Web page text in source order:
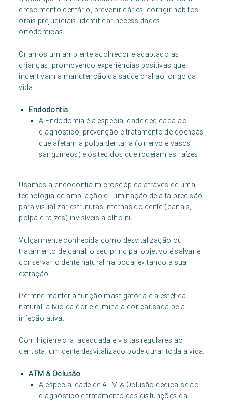
crescimento dentário, prevenir cáries, corrigir hábitos
orais prejudiciais, identificar necessidades
ortodônticas.
Criamos um ambiente acolhedor e adaptado às
crianças, promovendo experiências positivas que
incentivam a manutenção da saúde oral ao longo da
vida.
Endodontia
A Endodontia é a especialidade dedicada ao
diagnóstico, prevenção e tratamento de doenças
que afetam a polpa dentária (o nervo e vasos
sanguíneos) e os tecidos que rodeiam as raízes.
Usamos a endodontia microscópica através de uma
tecnologia de ampliação e iluminação de alta precisão
para visualizar estruturas internas do dente (canais,
polpa e raízes) invisíveis a olho nu.
Vulgarmente conhecida como desvitalização ou
tratamento de canal, o seu principal objetivo é salvar e
conservar o dente natural na boca, evitando a sua
extração.
Permite manter a função mastigatória e a estética
natural, alívio da dor e elimina a dor causada pela
infeção ativa.
Com higiene oral adequada e visitas regulares ao
dentista, um dente desvitalizado pode durar toda a vida.
ATM & Oclusão
A especialidade de ATM & Oclusão dedica-se ao
diagnóstico e tratamento das disfunções da